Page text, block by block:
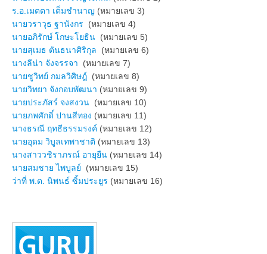
ร.อ.เมตตา เต็มชำนาญ (หมายเลข 3)
นายวราวุธ ฐานังกร
(หมายเลข 4)
นายอภิรักษ์ โกษะโยธิน (หมายเลข 5)
นายสุเมธ ตันธนาศิริกุล (หมายเลข 6)
นางลีน่า จังจรรจา (หมายเลข 7)
นายชูวิทย์ กมลวิศิษฎ์ (หมายเลข 8)
นายวิทยา จังกอบพัฒนา (หมายเลข 9)
นายประภัสร์ จงสงวน (หมายเลข 10)
นายภพศักดิ์ ปานสีทอง (หมายเลข 11)
นางธรณี ฤทธีธรรมรงค์ (หมายเลข 12)
นายอุดม วิบูลเทพาชาติ (หมายเลข 13)
นางสาววชิราภรณ์ อายุยืน (หมายเลข 14)
นายสมชาย ไพบูลย์ (หมายเลข 15)
ว่าที่ พ.ต. นิพนธ์ ซิ้มประยูร (หมายเลข 16)